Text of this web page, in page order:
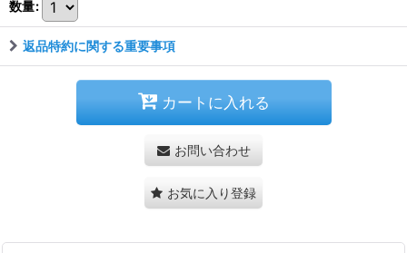
数量:
返品特約に関する重要事項
カートに入れる
お問い合わせ
お気に入り登録